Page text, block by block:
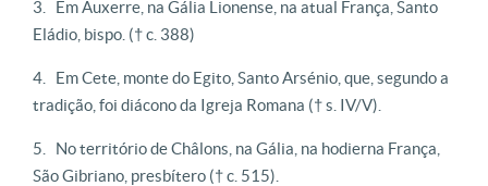
Em Auxerre, na Gália Lionense, na atual França, Santo
Eládio, bispo. († c. 388)
Em Cete, monte do Egito, Santo Arsénio, que, segundo a
tradição, foi diácono da Igreja Romana († s. IV/V).
No território de Châlons, na Gália, na hodierna França,
São Gibriano, presbítero († c. 515).